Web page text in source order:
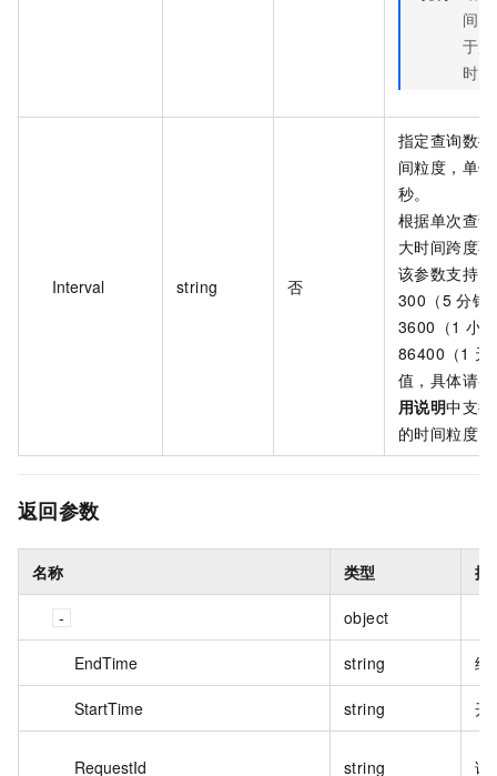
间
于
时
Interval string 否
指定查询数
间粒度，单
秒。
根据单次查
大时间跨度
该参数支持
300（5 分钟
3600（1 小
86400（1 天
值，具体请
用说明中支
的时间粒度。
返回参数
名称 类型 描
object
EndTime string 结
StartTime string 开
RequestId string 请